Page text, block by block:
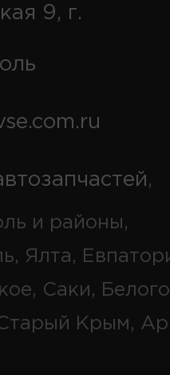
9, г.
,
и районы,
Ялта,
Саки,
Крым,